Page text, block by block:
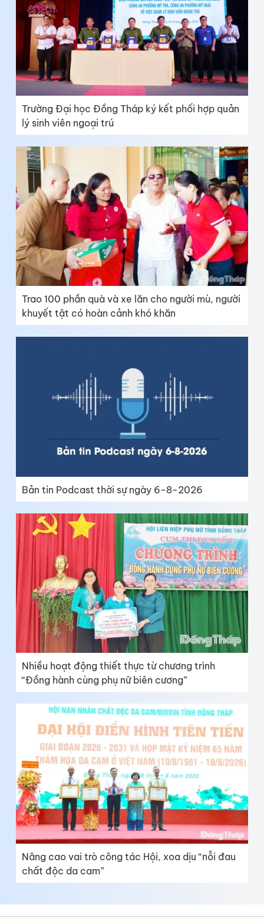
Trường Đại học Đồng Tháp ký kết phối hợp quản
lý sinh viên ngoại trú
Trao 100 phần quà và xe lăn cho người mù, người
khuyết tật có hoàn cảnh khó khăn
Bản tin Podcast thời sự ngày 6-8-2026
Nhiều hoạt động thiết thực từ chương trình
“Đồng hành cùng phụ nữ biên cương”
Nâng cao vai trò công tác Hội, xoa dịu “nỗi đau
chất độc da cam”